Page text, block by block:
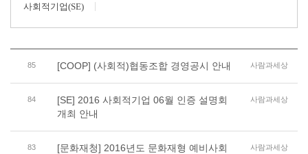
사회적기업(SE)
85 [COOP] (사회적)협동조합 경영공시 안내 사람과세상
84
[SE] 2016 사회적기업 06월 인증 설명회
개최 안내
사람과세상
83
[문화재청] 2016년도 문화재형 예비사회
사람과세상